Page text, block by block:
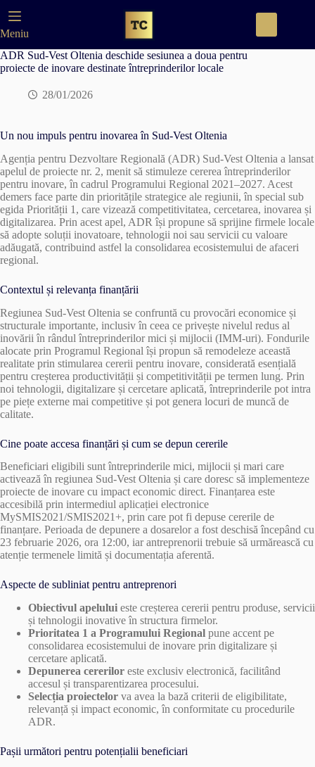
content
Meniu
ADR Sud-Vest Oltenia deschide sesiunea a doua pentru
proiecte de inovare destinate întreprinderilor locale
28/01/2026
Un nou impuls pentru inovarea în Sud-Vest Oltenia
Agenția pentru Dezvoltare Regională (ADR) Sud-Vest Oltenia a lansat
apelul de proiecte nr. 2, menit să stimuleze cererea întreprinderilor
pentru inovare, în cadrul Programului Regional 2021–2027. Acest
demers face parte din prioritățile strategice ale regiunii, în special sub
egida Priorității 1, care vizează competitivitatea, cercetarea, inovarea și
digitalizarea. Prin acest apel, ADR își propune să sprijine firmele locale
să adopte soluții inovatoare, tehnologii noi sau servicii cu valoare
adăugată, contribuind astfel la consolidarea ecosistemului de afaceri
regional.
Contextul și relevanța finanțării
Regiunea Sud-Vest Oltenia se confruntă cu provocări economice și
structurale importante, inclusiv în ceea ce privește nivelul redus al
inovării în rândul întreprinderilor mici și mijlocii (IMM-uri). Fondurile
alocate prin Programul Regional își propun să remodeleze această
realitate prin stimularea cererii pentru inovare, considerată esențială
pentru creșterea productivității și competitivității pe termen lung. Prin
noi tehnologii, digitalizare și cercetare aplicată, întreprinderile pot intra
pe piețe externe mai competitive și pot genera locuri de muncă de
calitate.
Cine poate accesa finanțări și cum se depun cererile
Beneficiari eligibili sunt întreprinderile mici, mijlocii și mari care
activează în regiunea Sud-Vest Oltenia și care doresc să implementeze
proiecte de inovare cu impact economic direct. Finanțarea este
accesibilă prin intermediul aplicației electronice
MySMIS2021/SMIS2021+, prin care pot fi depuse cererile de
finanțare. Perioada de depunere a dosarelor a fost deschisă începând cu
23 februarie 2026, ora 12:00, iar antreprenorii trebuie să urmărească cu
atenție termenele limită și documentația aferentă.
Aspecte de subliniat pentru antreprenori
Obiectivul apelului este creșterea cererii pentru produse, servicii
și tehnologii inovative în structura firmelor.
Prioritatea 1 a Programului Regional pune accent pe
consolidarea ecosistemului de inovare prin digitalizare și
cercetare aplicată.
Depunerea cererilor este exclusiv electronică, facilitând
accesul și transparentizarea procesului.
Selecția proiectelor va avea la bază criterii de eligibilitate,
relevanță și impact economic, în conformitate cu procedurile
ADR.
Pașii următori pentru potențialii beneficiari